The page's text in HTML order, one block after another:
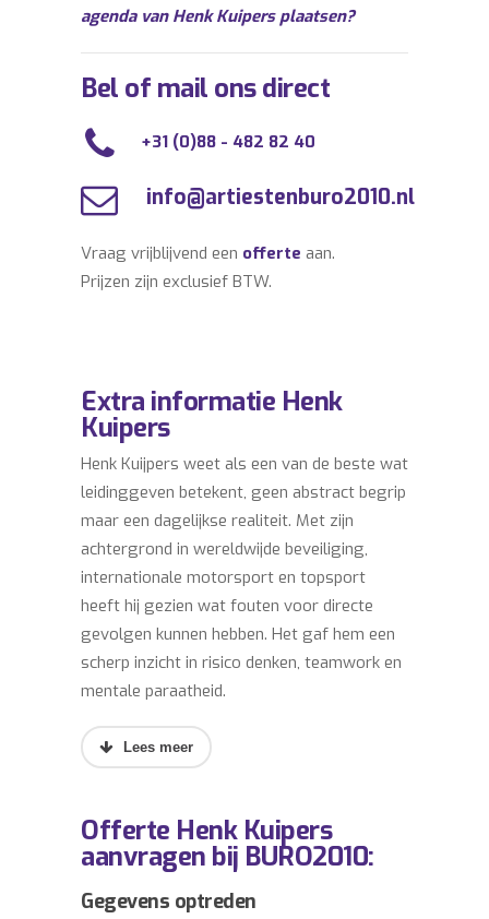
agenda van Henk Kuipers plaatsen?
Bel of mail ons direct
+31 (0)88 - 482 82 40
info@artiestenburo2010.nl
Vraag vrijblijvend een offerte aan.
Prijzen zijn exclusief BTW.
Extra informatie Henk
Kuipers
Henk Kuijpers weet als een van de beste wat
leidinggeven betekent, geen abstract begrip
maar een dagelijkse realiteit. Met zijn
achtergrond in wereldwijde beveiliging,
internationale motorsport en topsport
heeft hij gezien wat fouten voor directe
gevolgen kunnen hebben. Het gaf hem een
scherp inzicht in risico denken, teamwork en
mentale paraatheid.
Hij laat zien wat er gebeurt wanneer de druk
en vertrouwd. Het is geen managmenttaal
of modelen, maar duidelijke lessen over
samenwerken, loyaliteit, besluitvorming en
Offerte Henk Kuipers
aanvragen bij BURO2010:
Gegevens optreden